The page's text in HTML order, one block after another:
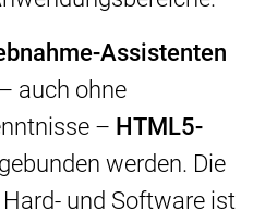
Assistenten
auch ohne
– HTML5-
werden. Die
und Software ist